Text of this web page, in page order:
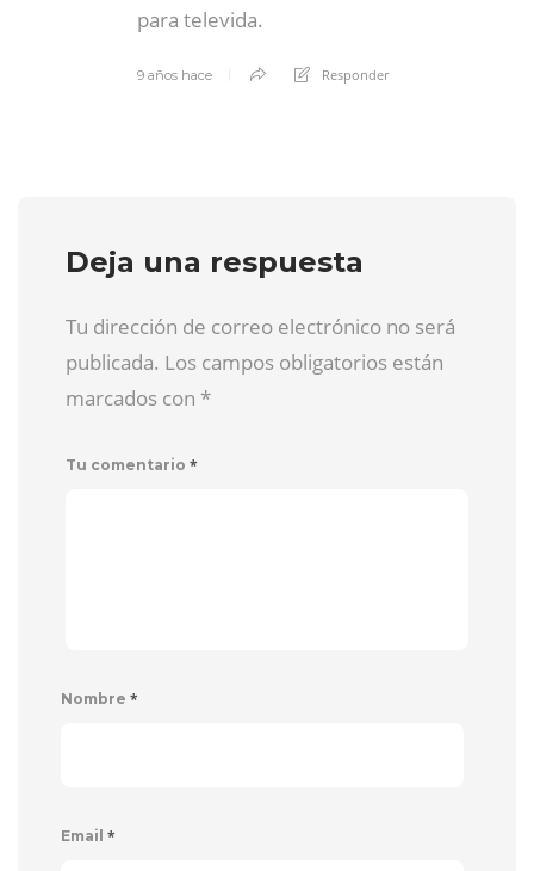
para televida.
9 años hace Responder
Deja una respuesta
Tu dirección de correo electrónico no será
publicada. Los campos obligatorios están
marcados con *
Tu comentario *
Nombre *
Email *